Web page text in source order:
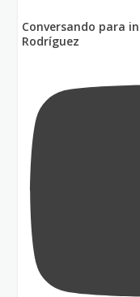
Conversando para
Rodríguez